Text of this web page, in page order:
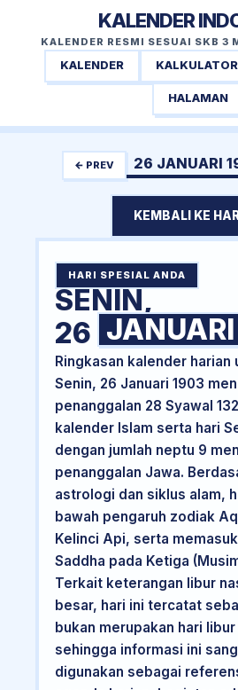
KALENDER
KALENDER RESMI SESUAI SKB 3
KALENDER KALKULATOR
HALAMAN
← PREV 26 JANUARI
KEMBALI KE
HARI SPESIAL ANDA
SENIN,
26 JANUARI
Ringkasan kalender harian
Senin, 26 Januari 1903
penanggalan 28 Syawal
kalender Islam serta hari
dengan jumlah neptu 9
penanggalan Jawa.
astrologi dan siklus alam,
bawah pengaruh zodiak
Kelinci Api, serta
Saddha pada Ketiga
Terkait keterangan libur
besar, hari ini tercatat
bukan merupakan hari
sehingga informasi ini
digunakan sebagai